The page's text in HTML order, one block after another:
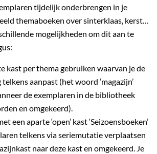
tijdelijk onderbrengen in je
themaboeken over sinterklaas, kerst…
mogelijkheden om dit aan te
kast per thema gebruiken waarvan je de
aanpast (het woord ‘magazijn’
de exemplaren in de bibliotheek
en omgekeerd).
een aparte ‘open’ kast ‘Seizoensboeken’
telkens via seriemutatie verplaatsen
naar deze kast en omgekeerd. Je